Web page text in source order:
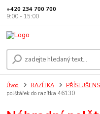
+420 234 700 700
9:00 - 15:00
Úvod RAZÍTKA
polštářek do razítka 46130